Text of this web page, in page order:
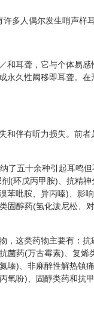
多人偶尔发生哨声样
和耳聋，它与个体易
永久性阈移即耳聋。
和伴有听力损失。前
了五十余种引起耳鸣
(环戊丙甲胺)、抗精
苯吡胺、异丙嗪)、影
固醇药(氢化泼尼松、
，这类药物主要有：
菌药(万古霉素)、复
嗪)、非麻醉性解热镇
吩)、固醇类药和抗